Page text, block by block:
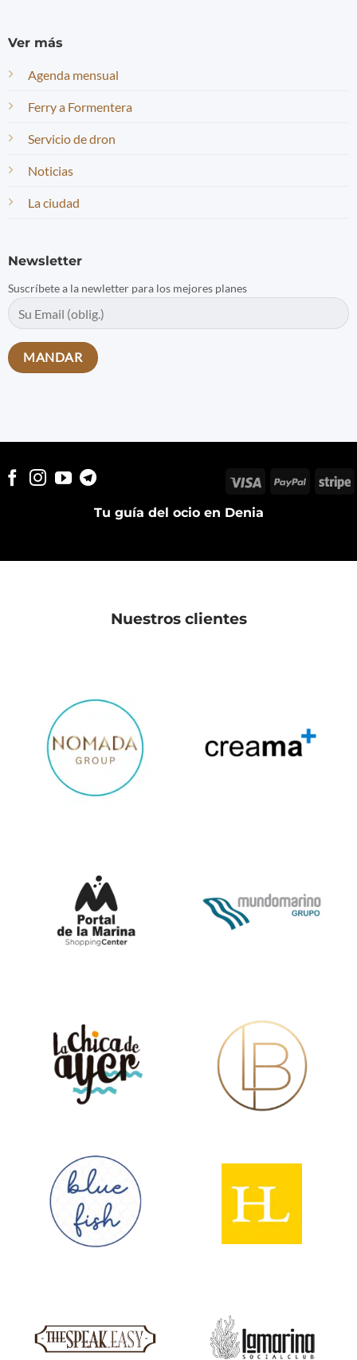
Ver más
Agenda mensual
Ferry a Formentera
Servicio de dron
Noticias
La ciudad
Newsletter
Suscríbete a la newletter para los mejores planes
Tu guía del ocio en Denia
Visa PayPal
Nuestros clientes